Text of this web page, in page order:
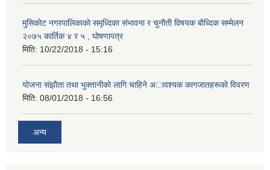
मुसिकाेट नगरपालिकाकाे समृध्दिका संभावना र चुनाैती विषयक बाैध्दिक सम्मेलन
२०७५ कार्तिक ४ र ५ , घाेषणापत्र
मिति: 10/22/2018 - 15:16
याेजना संझाैता तथा भुक्तानीकाे लागि चाहिने अावश्यक कागजातहरूकाे विवरण
मिति: 08/01/2018 - 16:56
अन्य